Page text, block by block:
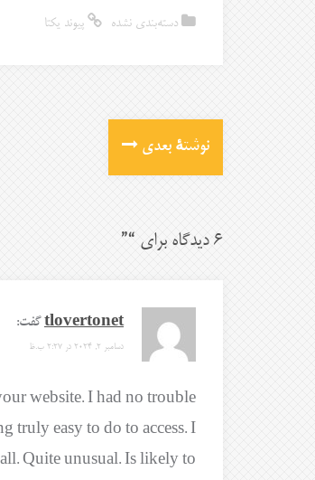
دسته‌بندی نشده پیوند یکتا
نوشتهٔ بعدی
6 دیدگاه برای “ ”
tlovertonet گفت:
دسامبر 2, 2024 در 2:27 ب.ظ
website. I had no trouble
truly easy to do to access. I
Quite unusual. Is likely to